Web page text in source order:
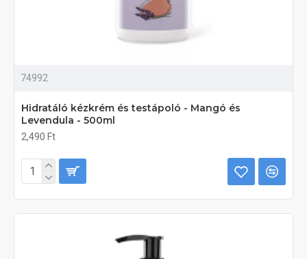
74992
Hidratáló kézkrém és testápoló - Mangó és
Levendula - 500ml
2,490 Ft